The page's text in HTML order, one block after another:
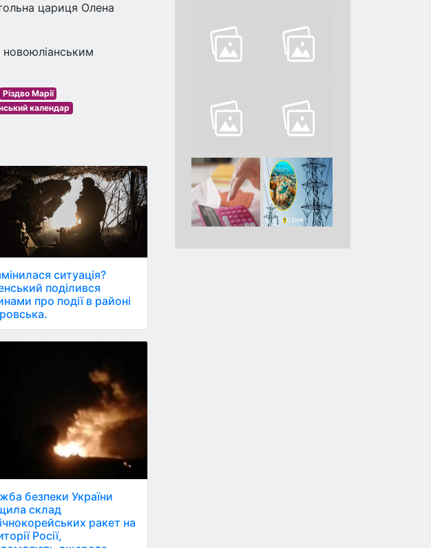
цариця Олена
новоюліанським
Різдво Марії
календар
ситуація?
поділився
про події в районі
безпеки України
склад
ракет на
Росії,